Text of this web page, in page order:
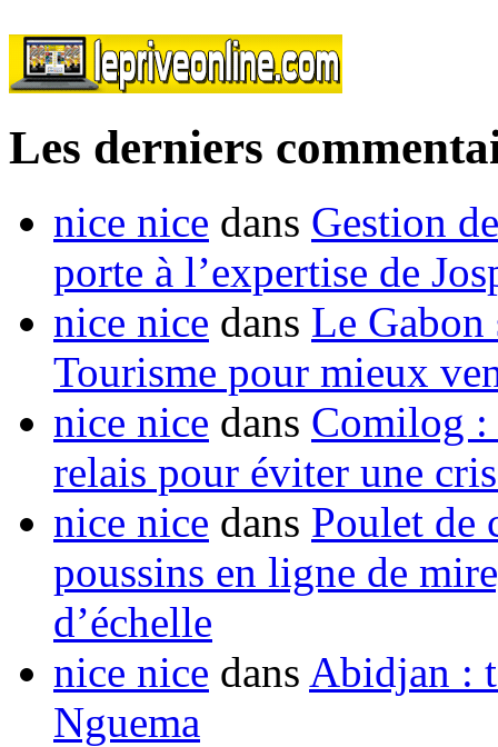
Les derniers
nice nice dans Gestion
porte à l’expertise de
nice nice dans Le Gabon
Tourisme pour mieux
nice nice dans Comilog :
relais pour éviter une
nice nice dans Poulet de
poussins en ligne de
d’échelle
nice nice dans Abidjan :
Nguema